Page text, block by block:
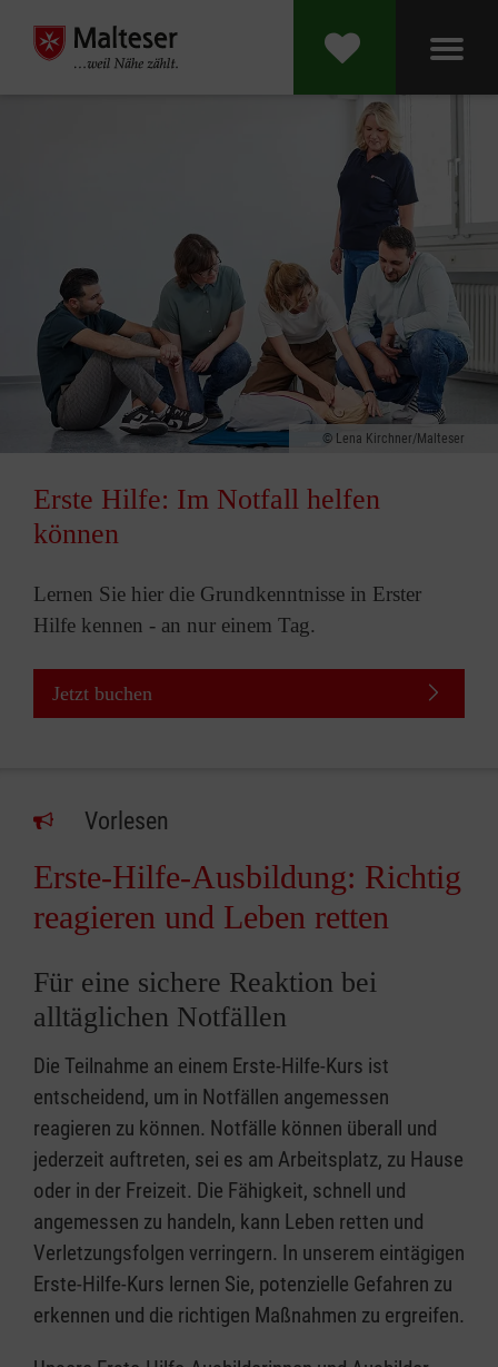
Lena Kirchner/Malteser
Erste Hilfe: Im Notfall helfen
können
Lernen Sie hier die Grundkenntnisse in Erster
Hilfe kennen - an nur einem Tag.
Jetzt buchen
Vorlesen
Erste-Hilfe-Ausbildung: Richtig
reagieren und Leben retten
Für eine sichere Reaktion bei
alltäglichen Notfällen
Die Teilnahme an einem Erste-Hilfe-Kurs ist
entscheidend, um in Notfällen angemessen
reagieren zu können. Notfälle können überall und
jederzeit auftreten, sei es am Arbeitsplatz, zu Hause
oder in der Freizeit. Die Fähigkeit, schnell und
angemessen zu handeln, kann Leben retten und
Verletzungsfolgen verringern. In unserem eintägigen
Erste-Hilfe-Kurs lernen Sie, potenzielle Gefahren zu
erkennen und die richtigen Maßnahmen zu ergreifen.